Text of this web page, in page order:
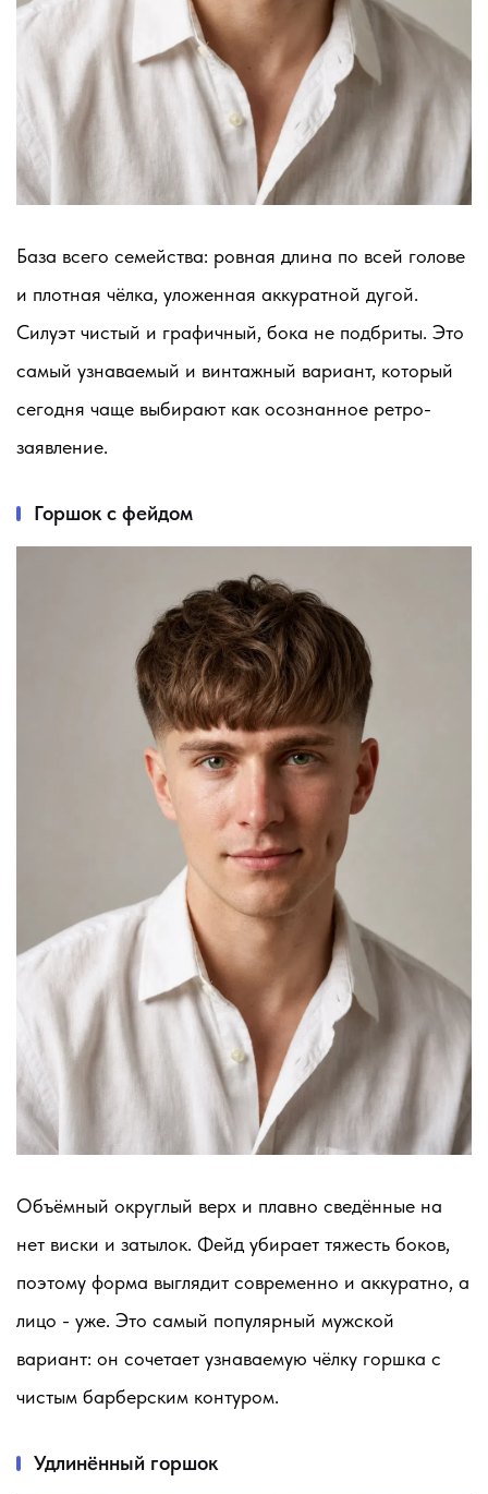
База всего семейства: ровная длина по всей голове
и плотная чёлка, уложенная аккуратной дугой.
Силуэт чистый и графичный, бока не подбриты. Это
самый узнаваемый и винтажный вариант, который
сегодня чаще выбирают как осознанное ретро-
заявление.
Горшок с фейдом
Объёмный округлый верх и плавно сведённые на
нет виски и затылок. Фейд убирает тяжесть боков,
поэтому форма выглядит современно и аккуратно, а
лицо - уже. Это самый популярный мужской
вариант: он сочетает узнаваемую чёлку горшка с
чистым барберским контуром.
Удлинённый горшок